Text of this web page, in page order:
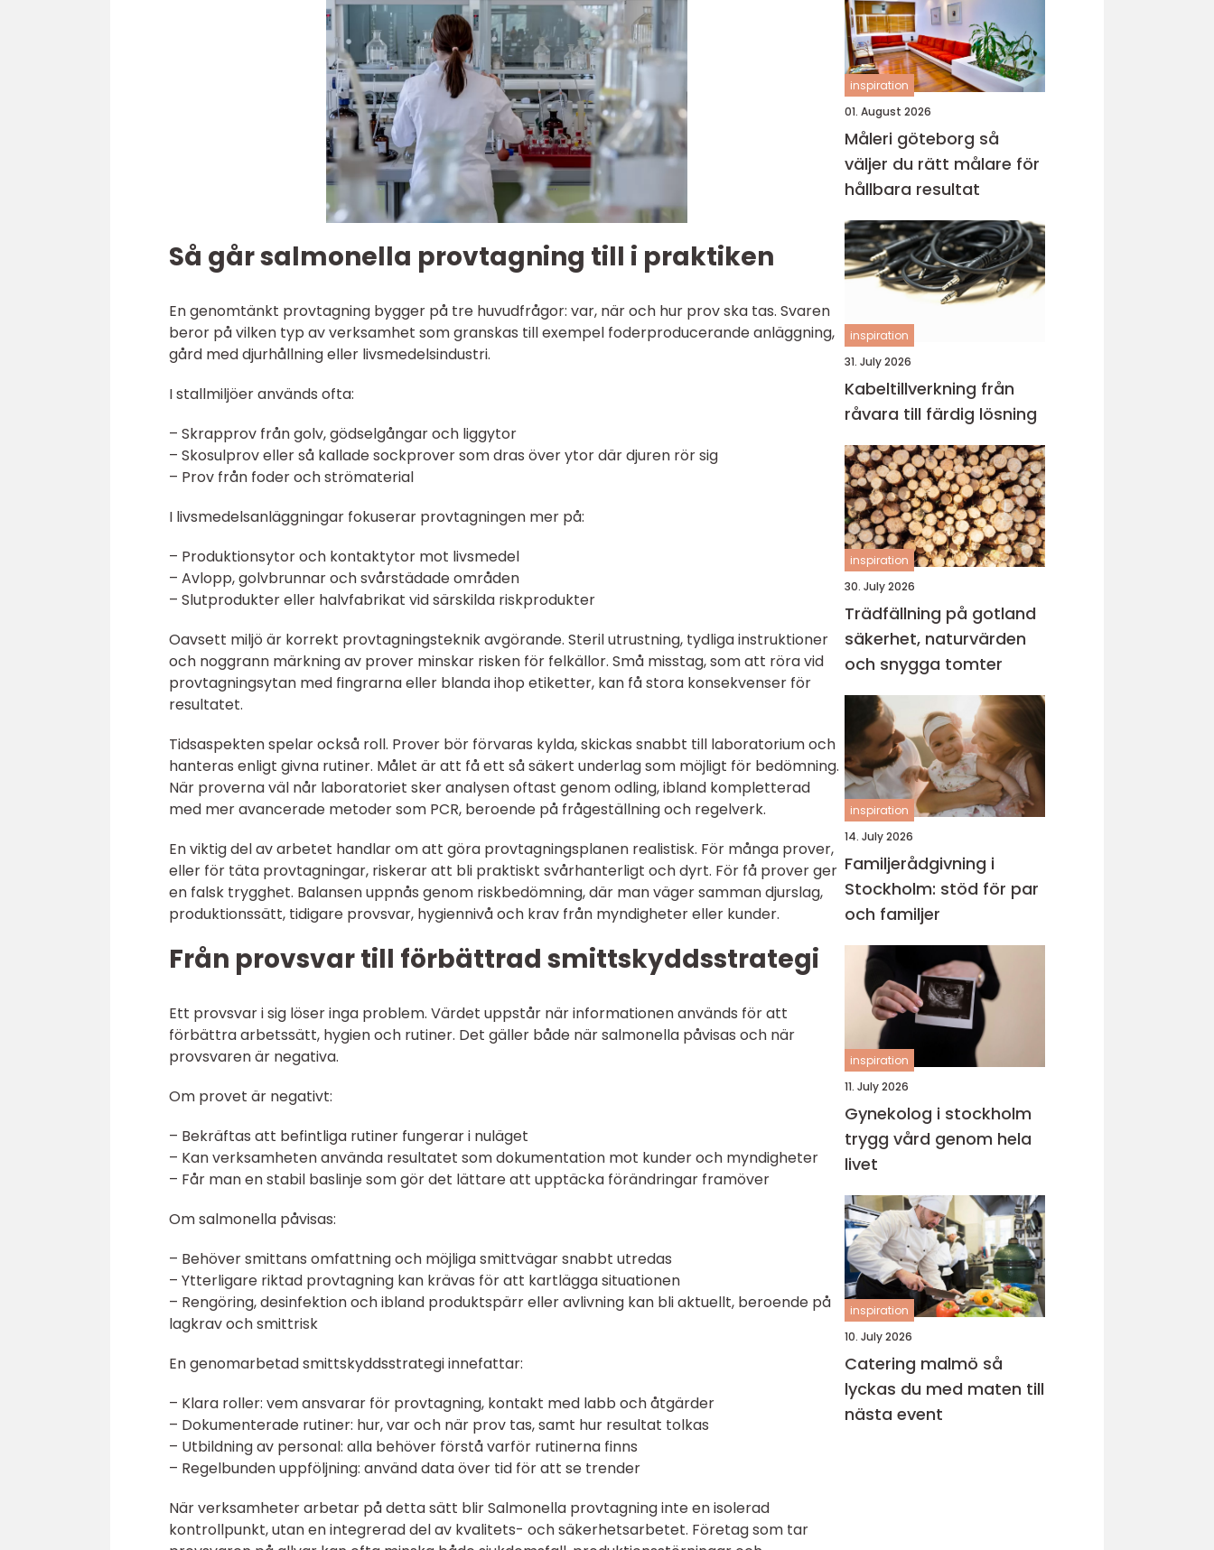
Så går salmonella provtagning till i praktiken
En genomtänkt provtagning bygger på tre huvudfrågor: var, när och hur prov ska tas. Svaren
beror på vilken typ av verksamhet som granskas till exempel foderproducerande anläggning,
gård med djurhållning eller livsmedelsindustri.
I stallmiljöer används ofta:
– Skrapprov från golv, gödselgångar och liggytor
– Skosulprov eller så kallade sockprover som dras över ytor där djuren rör sig
– Prov från foder och strömaterial
I livsmedelsanläggningar fokuserar provtagningen mer på:
– Produktionsytor och kontaktytor mot livsmedel
– Avlopp, golvbrunnar och svårstädade områden
– Slutprodukter eller halvfabrikat vid särskilda riskprodukter
Oavsett miljö är korrekt provtagningsteknik avgörande. Steril utrustning, tydliga instruktioner
och noggrann märkning av prover minskar risken för felkällor. Små misstag, som att röra vid
provtagningsytan med fingrarna eller blanda ihop etiketter, kan få stora konsekvenser för
resultatet.
Tidsaspekten spelar också roll. Prover bör förvaras kylda, skickas snabbt till laboratorium och
hanteras enligt givna rutiner. Målet är att få ett så säkert underlag som möjligt för bedömning.
När proverna väl når laboratoriet sker analysen oftast genom odling, ibland kompletterad
med mer avancerade metoder som PCR, beroende på frågeställning och regelverk.
En viktig del av arbetet handlar om att göra provtagningsplanen realistisk. För många prover,
eller för täta provtagningar, riskerar att bli praktiskt svårhanterligt och dyrt. För få prover ger
en falsk trygghet. Balansen uppnås genom riskbedömning, där man väger samman djurslag,
produktionssätt, tidigare provsvar, hygiennivå och krav från myndigheter eller kunder.
Från provsvar till förbättrad smittskyddsstrategi
Ett provsvar i sig löser inga problem. Värdet uppstår när informationen används för att
förbättra arbetssätt, hygien och rutiner. Det gäller både när salmonella påvisas och när
provsvaren är negativa.
Om provet är negativt:
– Bekräftas att befintliga rutiner fungerar i nuläget
– Kan verksamheten använda resultatet som dokumentation mot kunder och myndigheter
– Får man en stabil baslinje som gör det lättare att upptäcka förändringar framöver
Om salmonella påvisas:
– Behöver smittans omfattning och möjliga smittvägar snabbt utredas
– Ytterligare riktad provtagning kan krävas för att kartlägga situationen
– Rengöring, desinfektion och ibland produktspärr eller avlivning kan bli aktuellt, beroende på
lagkrav och smittrisk
En genomarbetad smittskyddsstrategi innefattar:
– Klara roller: vem ansvarar för provtagning, kontakt med labb och åtgärder
– Dokumenterade rutiner: hur, var och när prov tas, samt hur resultat tolkas
– Utbildning av personal: alla behöver förstå varför rutinerna finns
– Regelbunden uppföljning: använd data över tid för att se trender
När verksamheter arbetar på detta sätt blir Salmonella provtagning inte en isolerad
kontrollpunkt, utan en integrerad del av kvalitets- och säkerhetsarbetet. Företag som tar
inspiration
01. August 2026
Måleri göteborg så
väljer du rätt målare för
hållbara resultat
inspiration
31. July 2026
Kabeltillverkning från
råvara till färdig lösning
inspiration
30. July 2026
Trädfällning på gotland
säkerhet, naturvärden
och snygga tomter
inspiration
14. July 2026
Familjerådgivning i
Stockholm: stöd för par
och familjer
inspiration
11. July 2026
Gynekolog i stockholm
trygg vård genom hela
livet
inspiration
10. July 2026
Catering malmö så
lyckas du med maten till
nästa event